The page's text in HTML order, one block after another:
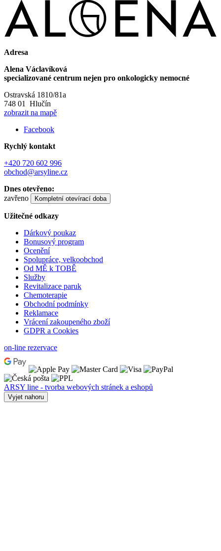
Adresa
Alena Václavíková
specializované centrum nejen pro onkologicky nemocné
Ostravská 1810/81a
748 01 Hlučín
zobrazit na mapě
Facebook
Rychlý kontakt
+420 720 602 996
obchod@arsyline.cz
Dnes otevřeno:
zavřeno
Kompletní otevírací doba
Užitečné odkazy
Dárkový poukaz
Bonusový program
Ocenění
Spolupráce, velkoobchod
Od MĚ k TOBĚ
Služby
Revitalizace paruk
Chemoterapie
Obchodní podmínky
Reklamace
Vrácení zakoupeného zboží
GDPR a Cookies
on-line rezervace
ARSY line - tvorba webových stránek a eshopů
Vyjet nahoru